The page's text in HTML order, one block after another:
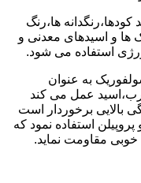
ها،رنگ
ها و اسیدهای معدنی و
استفاده می شود.
به عنوان
عمل می کند
بالایی برخوردار است
استفاده نمود که
خوبی مقاومت نماید.